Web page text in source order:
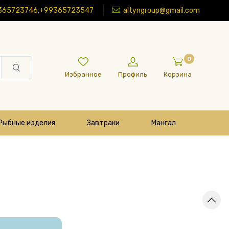
altyngroup@gmail.com
Избранное Профиль
0
Корзина
изделия Завтраки Мангал